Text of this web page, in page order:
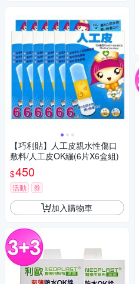
【巧利貼】人工皮親水性傷口
敷料/人工皮OK繃(6片X6盒組)
$450
活動 券
加入購物車